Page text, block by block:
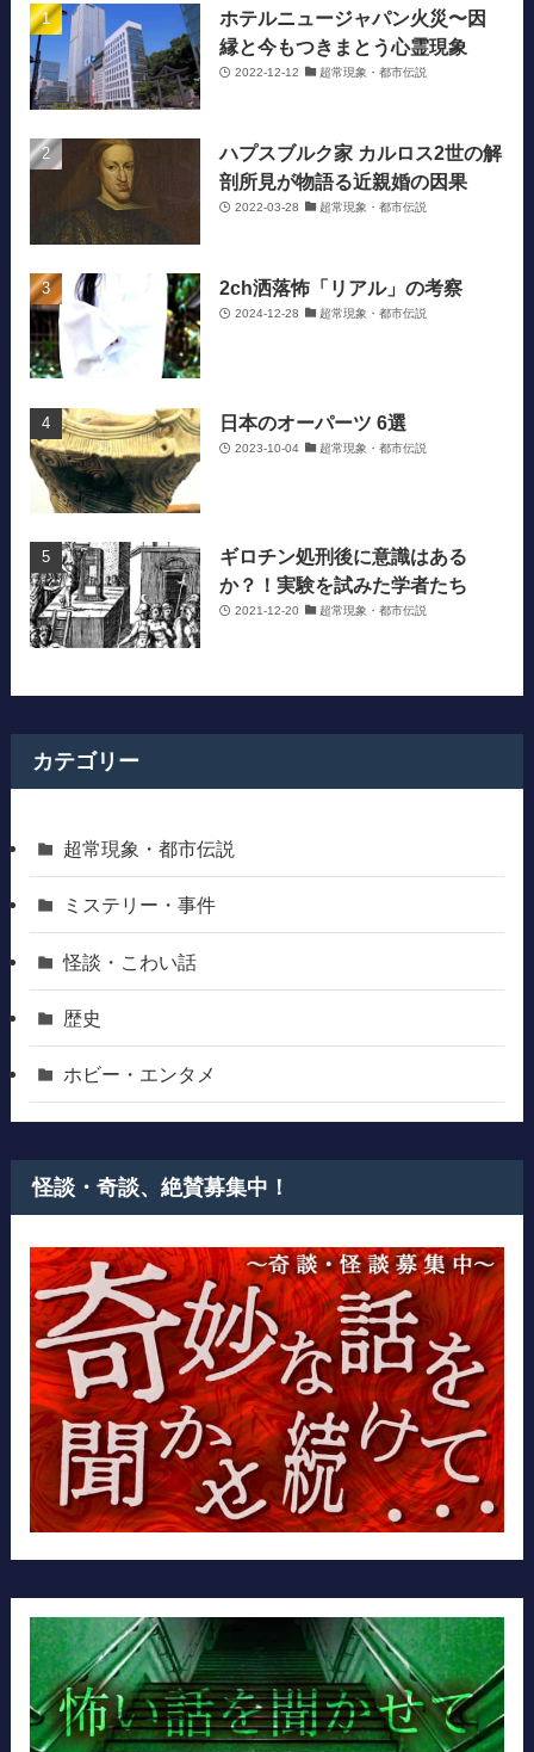
ホテルニュージャパン火災〜因
縁と今もつきまとう心霊現象
2022-12-12 超常現象・都市伝説
ハプスブルク家 カルロス2世の解
剖所見が物語る近親婚の因果
2022-03-28 超常現象・都市伝説
2ch洒落怖「リアル」の考察
2024-12-28 超常現象・都市伝説
日本のオーパーツ 6選
2023-10-04 超常現象・都市伝説
ギロチン処刑後に意識はある
か？！実験を試みた学者たち
2021-12-20 超常現象・都市伝説
カテゴリー
超常現象・都市伝説
ミステリー・事件
怪談・こわい話
歴史
ホビー・エンタメ
怪談・奇談、絶賛募集中！